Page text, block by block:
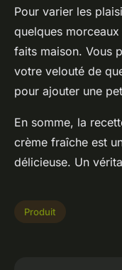
Pour varier les
quelques
faits maison. Vous
votre velouté de
pour ajouter une
En somme, la
crème fraîche est
délicieuse. Un
Produit